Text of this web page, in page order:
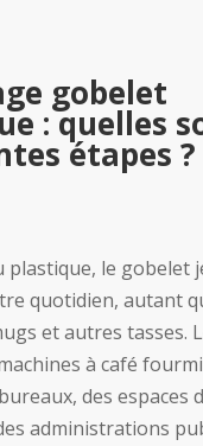
gobelet
: quelles
étapes ?
plastique, le gobelet
quotidien, autant
et autres tasses.
à café
des espaces
administrations